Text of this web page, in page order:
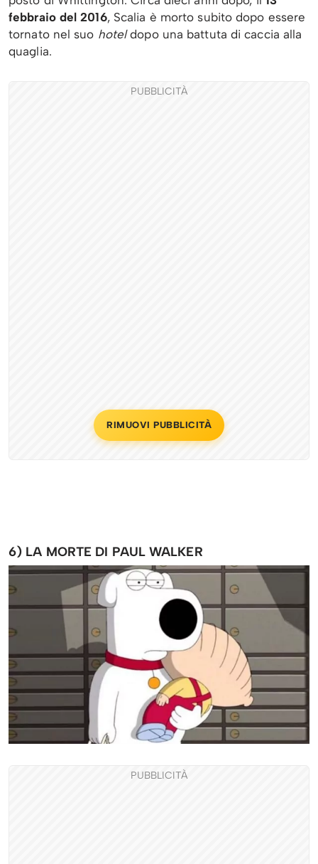
febbraio del 2016, Scalia è morto subito dopo essere
tornato nel suo hoteldopo una battuta di caccia alla
quaglia.
PUBBLICITÀ
RIMUOVI PUBBLICITÀ
6) LA MORTE DI PAUL WALKER
PUBBLICITÀ